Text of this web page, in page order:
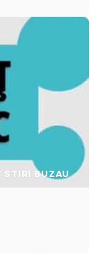
STIRI BUZAU